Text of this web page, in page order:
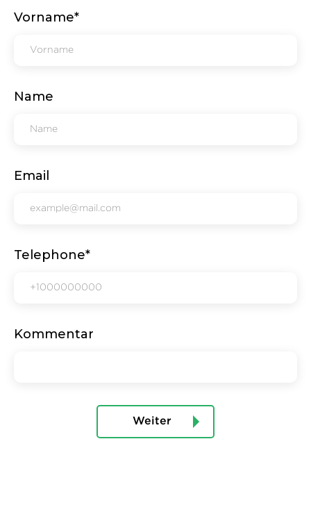
Vorname*
Name
Email
Telephone*
Kommentar
Weiter